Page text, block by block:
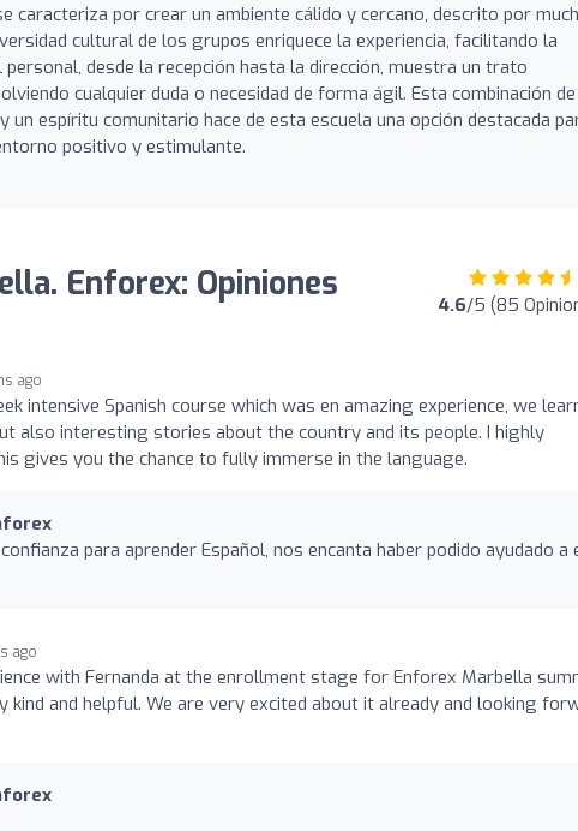
caracteriza por crear un ambiente cálido y cercano, descrito por
cultural de los grupos enriquece la experiencia, facilitando la
desde la recepción hasta la dirección, muestra un trato
cualquier duda o necesidad de forma ágil. Esta combinación de
un espíritu comunitario hace de esta escuela una opción destacada
positivo y estimulante.
Enforex: Opiniones 4.6/5 (85
ago
intensive Spanish course which was en amazing experience, we
also interesting stories about the country and its people. I highly
gives you the chance to fully immerse in the language.
para aprender Español, nos encanta haber podido ayudado a
ago
with Fernanda at the enrollment stage for Enforex Marbella
and helpful. We are very excited about it already and looking